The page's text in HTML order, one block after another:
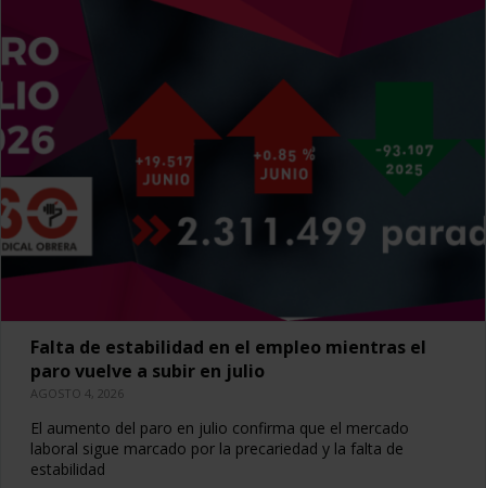
Falta de estabilidad en el empleo mientras el
paro vuelve a subir en julio
AGOSTO 4, 2026
El aumento del paro en julio confirma que el mercado
laboral sigue marcado por la precariedad y la falta de
estabilidad